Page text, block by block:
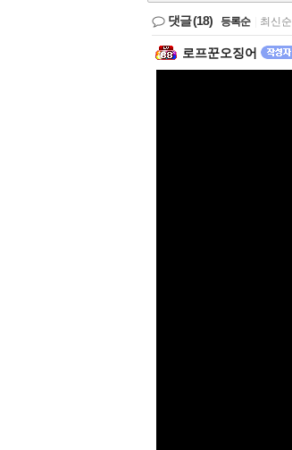
댓글(18) 등록순 최신순
로프꾼오징어